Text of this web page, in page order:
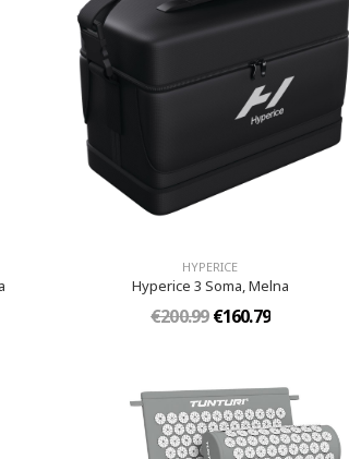
HYPERICE
Hyperice 3 Soma, Melna
€200.99€160.79